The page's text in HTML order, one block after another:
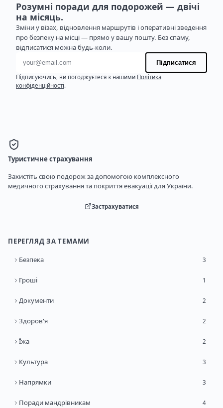
Розумні поради для подорожей — двічі
на місяць.
Зміни у візах, відновлення маршрутів і оперативні зведення
про безпеку на місці — прямо у вашу пошту. Без спаму,
відписатися можна будь-коли.
Адреса електронної пошти
Підписатися
Підписуючись, ви погоджуєтеся з нашими Політика
конфіденційності.
Туристичне страхування
Захистіть свою подорож за допомогою комплексного
медичного страхування та покриття евакуації для України.
Застрахуватися
ПЕРЕГЛЯД ЗА ТЕМАМИ
Безпека 3
Гроші 1
Документи 2
Здоров'я 2
Їжа 2
Культура 3
Напрямки 3
Поради мандрівникам 4